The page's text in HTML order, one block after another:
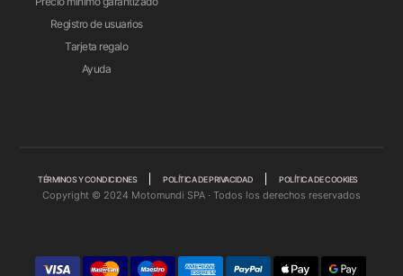
Registro de usuarios
Tarjeta regalo
Ayuda
TÉRMINOS Y CONDICIONES POLÍTICA DE PRIVACIDAD POLÍTICA DE COOKIES
Copyright © 2024 Motomundi SPA · Todos los derechos reservados